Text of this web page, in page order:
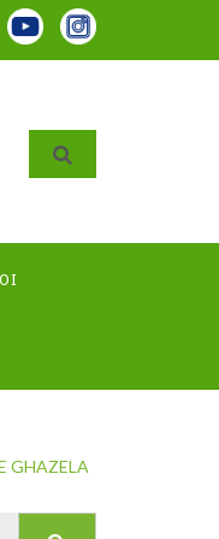
GHAZELA
Rechercher :